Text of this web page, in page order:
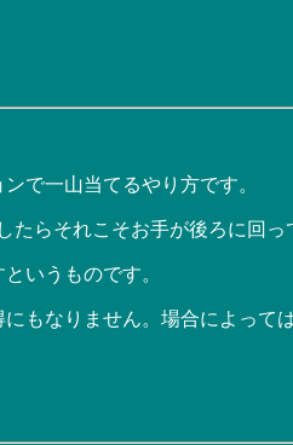
で一山当てるやり方です。
らそれこそお手が後ろに回
いうものです。
もなりません。場合によって